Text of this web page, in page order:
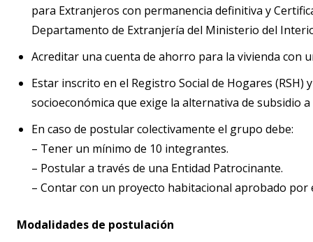
para Extranjeros con permanencia definitiva y
Departamento de Extranjería del Ministerio del
Acreditar una cuenta de ahorro para la vivienda con
Estar inscrito en el Registro Social de Hogares
socioeconómica que exige la alternativa de subsidio
En caso de postular colectivamente el grupo debe:
– Tener un mínimo de 10 integrantes.
– Postular a través de una Entidad Patrocinante.
– Contar con un proyecto habitacional aprobado por
Modalidades de postulación